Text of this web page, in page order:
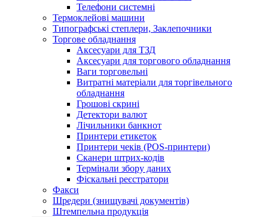
Телефони системні
Термоклейові машини
Типографські степлери, Заклепочники
Торгове обладнання
Аксесуари для ТЗД
Аксесуари для торгового обладнання
Ваги торговельні
Витратні матеріали для торгівельного
обладнання
Грошові скрині
Детектори валют
Лічильники банкнот
Принтери етикеток
Принтери чеків (POS-принтери)
Сканери штрих-кодів
Термінали збору даних
Фіскальні реєстратори
Факси
Шредери (знищувачі документів)
Штемпельна продукція